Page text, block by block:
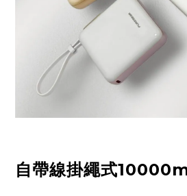
自帶線掛繩式